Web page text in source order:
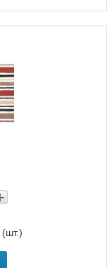
(шт.)